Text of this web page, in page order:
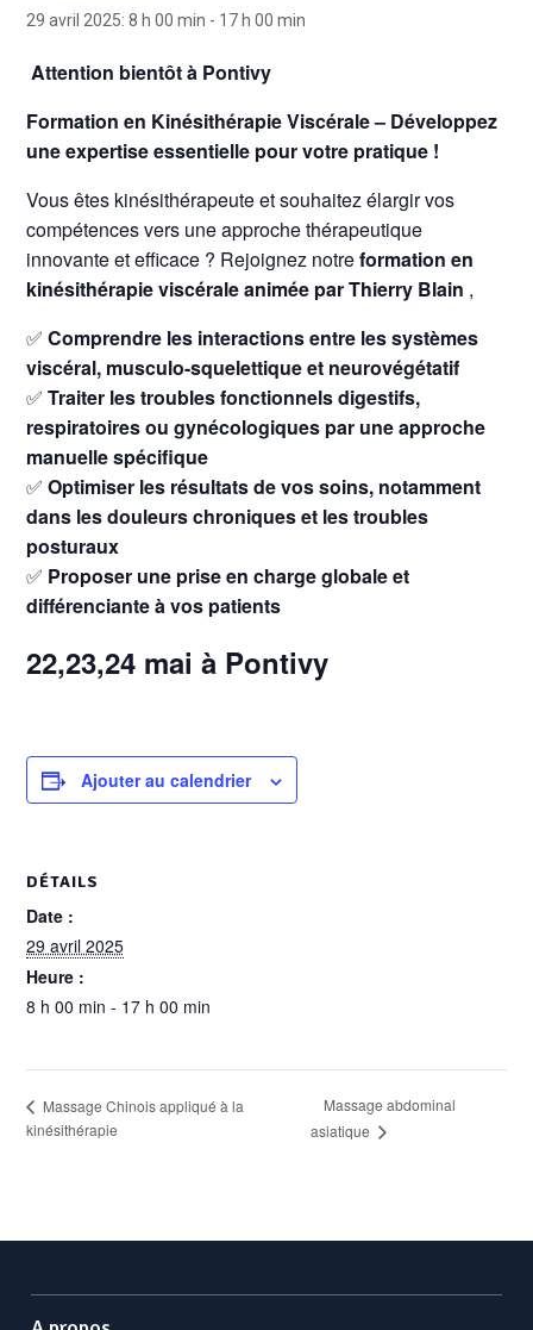
29 avril 2025: 8 h 00 min - 17 h 00 min
Attention bientôt à Pontivy
Formation en Kinésithérapie Viscérale – Développez
une expertise essentielle pour votre pratique !
Vous êtes kinésithérapeute et souhaitez élargir vos
compétences vers une approche thérapeutique
innovante et efficace ? Rejoignez notreformation en
kinésithérapie viscérale animée par Thierry Blain ,
✅ Comprendre les interactions entre les systèmes
viscéral, musculo-squelettique et neurovégétatif
✅ Traiter les troubles fonctionnels digestifs,
respiratoires ou gynécologiques par une approche
manuelle spécifique
✅ Optimiser les résultats de vos soins, notamment
dans les douleurs chroniques et les troubles
posturaux
✅ Proposer une prise en charge globale et
différenciante à vos patients
22,23,24 mai à Pontivy
Ajouter au calendrier
DÉTAILS
Date :
29 avril 2025
Heure :
8 h 00 min - 17 h 00 min
Massage Chinois appliqué à la
kinésithérapie
Massage abdominal
asiatique